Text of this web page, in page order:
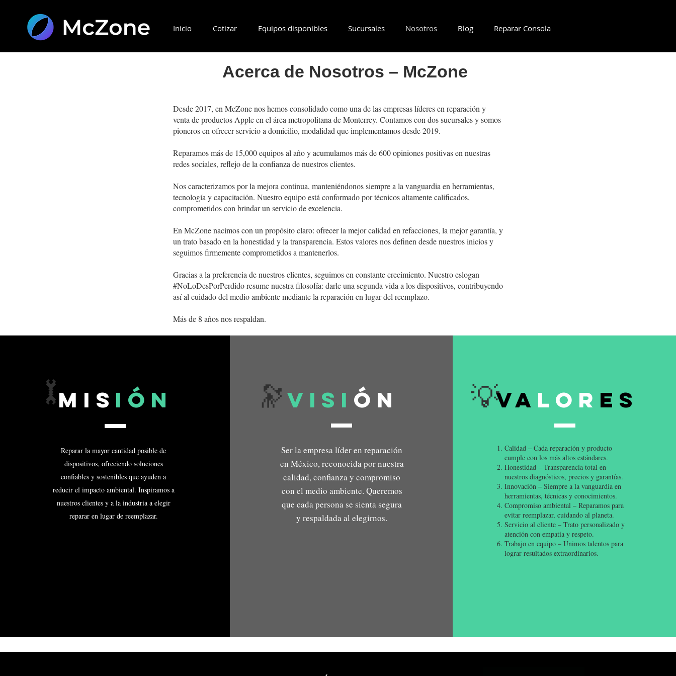
Inicio Cotizar Equipos disponibles Sucursales Nosotros Blog Reparar Consola
Acerca de Nosotros – McZone
Desde 2017, en McZone nos hemos consolidado como una de las empresas líderes en reparación y
venta de productos Apple en el área metropolitana de Monterrey. Contamos con dos sucursales y somos
pioneros en ofrecer servicio a domicilio, modalidad que implementamos desde 2019.
Reparamos más de 15,000 equipos al año y acumulamos más de 600 opiniones positivas en nuestras
redes sociales, reflejo de la confianza de nuestros clientes.
Nos caracterizamos por la mejora continua, manteniéndonos siempre a la vanguardia en herramientas,
tecnología y capacitación. Nuestro equipo está conformado por técnicos altamente calificados,
comprometidos con brindar un servicio de excelencia.
En McZone nacimos con un propósito claro: ofrecer la mejor calidad en refacciones, la mejor garantía, y
un trato basado en la honestidad y la transparencia. Estos valores nos definen desde nuestros inicios y
seguimos firmemente comprometidos a mantenerlos.
Gracias a la preferencia de nuestros clientes, seguimos en constante crecimiento. Nuestro eslogan
#NoLoDesPorPerdido resume nuestra filosofía: darle una segunda vida a los dispositivos, contribuyendo
así al cuidado del medio ambiente mediante la reparación en lugar del reemplazo.
​Más de 8 años nos respaldan.
Mis ión
🔧
Reparar la mayor cantidad posible de
dispositivos, ofreciendo soluciones
confiables y sostenibles que ayuden a
reducir el impacto ambiental. Inspiramos a
nuestros clientes y a la industria a elegir
reparar en lugar de reemplazar.
visi ón
🔭
Ser la empresa líder en reparación
en México, reconocida por nuestra
calidad, confianza y compromiso
con el medio ambiente. Queremos
que cada persona se sienta segura
y respaldada al elegirnos.
Va lor es
💡
Calidad – Cada reparación y producto
cumple con los más altos estándares.
Honestidad – Transparencia total en
nuestros diagnósticos, precios y garantías.
Innovación – Siempre a la vanguardia en
herramientas, técnicas y conocimientos.
Compromiso ambiental – Reparamos para
evitar reemplazar, cuidando al planeta.
Servicio al cliente – Trato personalizado y
atención con empatía y respeto.
Trabajo en equipo – Unimos talentos para
lograr resultados extraordinarios.